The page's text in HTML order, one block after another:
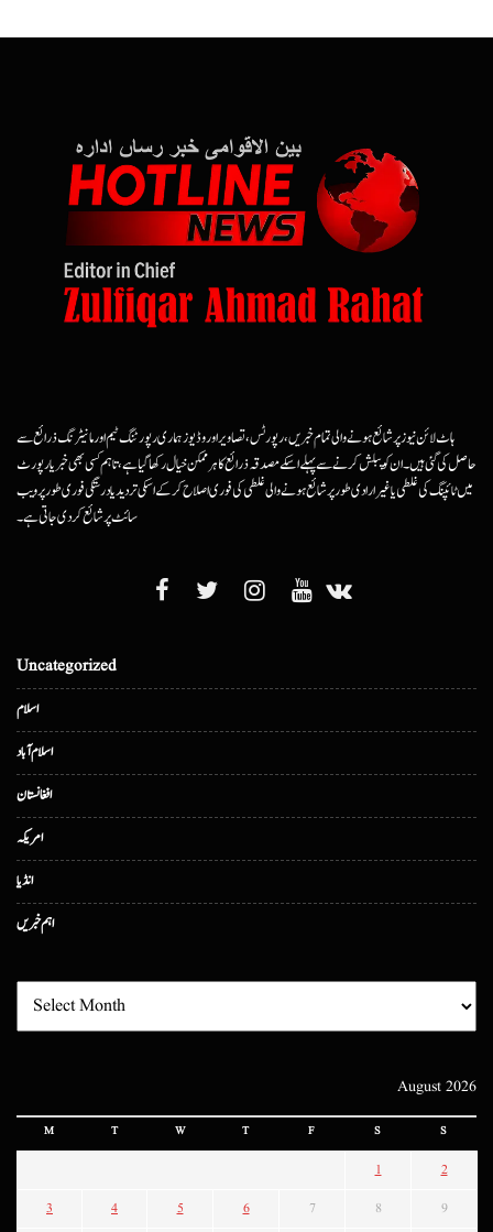
ہاٹ لائن نیوز پر شائع ہونے والی تمام خبریں، رپورٹس، تصاویر اور وڈیوز ہماری رپورٹنگ ٹیم اور مانیٹرنگ ذرائع سے
حاصل کی گئی ہیں۔ ان کو پبلش کرنے سے پہلے اسکے مصدقہ ذرائع کا ہرممکن خیال رکھا گیا ہے، تاہم کسی بھی خبر یا رپورٹ
میں ٹائپنگ کی غلطی یا غیرارادی طور پر شائع ہونے والی غلطی کی فوری اصلاح کرکے اسکی تردید یا درستگی فوری طور پر ویب
سائٹ پر شائع کردی جاتی ہے۔
Uncategorized
اسلام
اسلام آباد
افغانستان
امریکہ
انڈیا
اہم خبریں
August 2026
M T W T F S S
1 2
3 4 5 6 7 8 9